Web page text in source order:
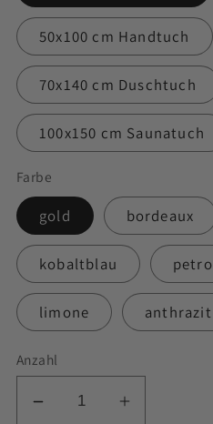
50x100 cm Handtuch
70x140 cm Duschtuch
100x150 cm Saunatuch
Farbe
gold bordeaux
kobaltblau
limone anthrazit
Anzahl
VerringereErhöhe